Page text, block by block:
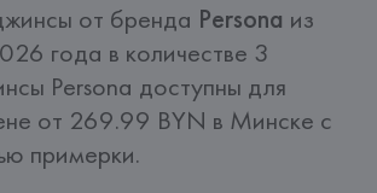
от бренда Persona из
года в количестве 3
Persona доступны для
от 269.99 BYN в Минске с
примерки.